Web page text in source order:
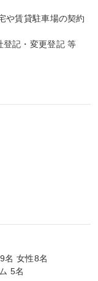
や賃貸駐車場の契約
登記・変更登記 等
名 女性8名
5名